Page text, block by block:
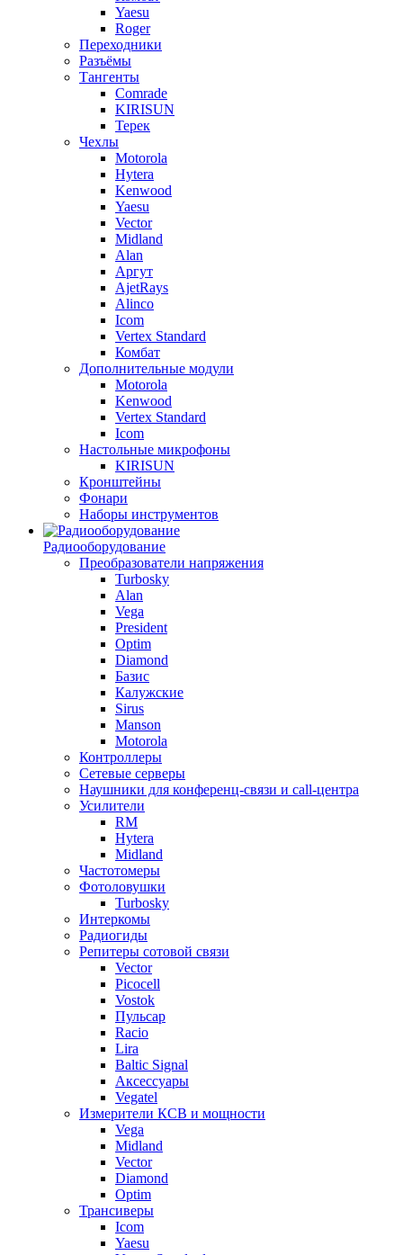
Yaesu
Roger
Переходники
Разъёмы
Тангенты
Comrade
KIRISUN
Терек
Чехлы
Motorola
Hytera
Kenwood
Yaesu
Vector
Midland
Alan
Аргут
AjetRays
Alinco
Icom
Vertex Standard
Комбат
Дополнительные модули
Motorola
Kenwood
Vertex Standard
Icom
Настольные микрофоны
KIRISUN
Кронштейны
Фонари
Наборы инструментов
Радиооборудование
Преобразователи напряжения
Turbosky
Alan
Vega
President
Optim
Diamond
Базис
Калужские
Sirus
Manson
Motorola
Контроллеры
Сетевые серверы
Наушники для конференц-связи и call-центра
Усилители
RM
Hytera
Midland
Частотомеры
Фотоловушки
Turbosky
Интеркомы
Радиогиды
Репитеры сотовой связи
Vector
Picocell
Vostok
Пульсар
Racio
Lira
Baltic Signal
Аксессуары
Vegatel
Измерители КСВ и мощности
Vega
Midland
Vector
Diamond
Optim
Трансиверы
Icom
Yaesu